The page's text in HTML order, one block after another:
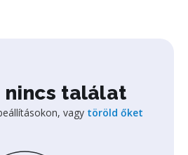
nincs találat
vagy töröld őket